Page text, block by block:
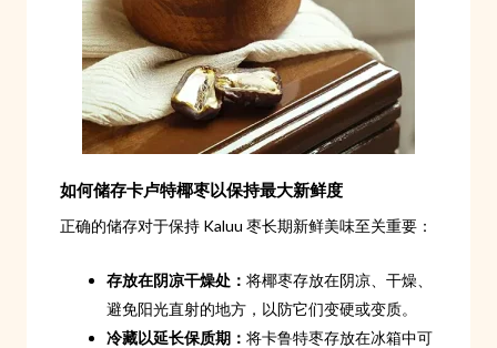
如何储存卡卢特椰枣以保持最大新鲜度
正确的储存对于保持 Kaluu 枣长期新鲜美味至关重要：
存放在阴凉干燥处： 将椰枣存放在阴凉、干燥、
避免阳光直射的地方，以防它们变硬或变质。
冷藏以延长保质期： 将卡鲁特枣存放在冰箱中可